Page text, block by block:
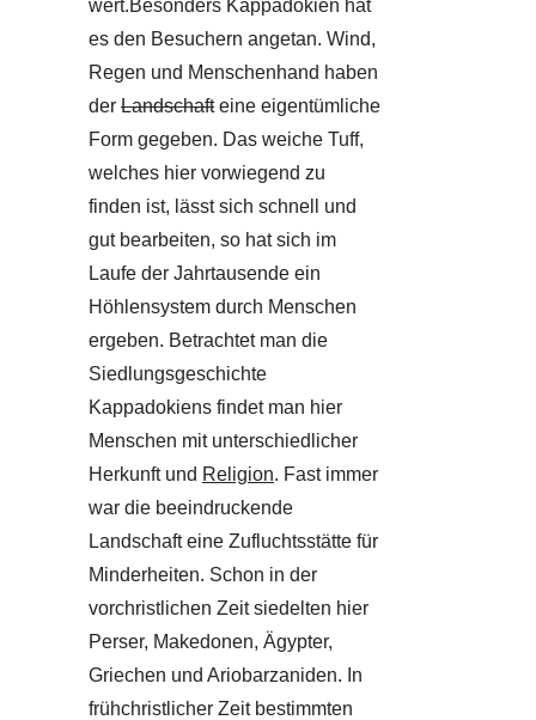
wert.Besonders Kappadokien hat
es den Besuchern angetan. Wind,
Regen und Menschenhand haben
der Landschafteine eigentümliche
Form gegeben. Das weiche Tuff,
welches hier vorwiegend zu
finden ist, lässt sich schnell und
gut bearbeiten, so hat sich im
Laufe der Jahrtausende ein
Höhlensystem durch Menschen
ergeben. Betrachtet man die
Siedlungsgeschichte
Kappadokiens findet man hier
Menschen mit unterschiedlicher
Herkunft und Religion. Fast immer
war die beeindruckende
Landschaft eine Zufluchtsstätte für
Minderheiten. Schon in der
vorchristlichen Zeit siedelten hier
Perser, Makedonen, Ägypter,
Griechen und Ariobarzaniden. In
frühchristlicher Zeit bestimmten